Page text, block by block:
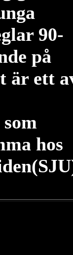
90-
på
är ett
hos